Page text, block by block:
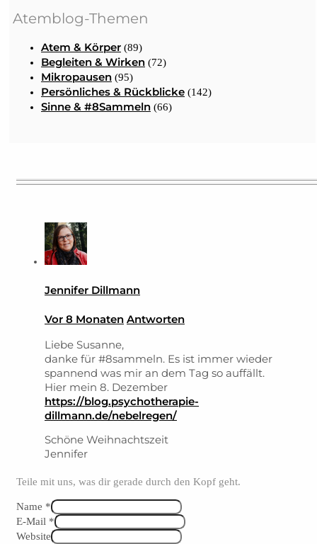
Atemblog-Themen
Atem & Körper (89)
Begleiten & Wirken (72)
Mikropausen (95)
Persönliches & Rückblicke (142)
Sinne & #8Sammeln (66)
Jennifer Dillmann
Vor 8 Monaten Antworten
Liebe Susanne,
danke für #8sammeln. Es ist immer wieder
spannend was mir an dem Tag so auffällt.
Hier mein 8. Dezember
https://blog.psychotherapie-
dillmann.de/nebelregen/
Schöne Weihnachtszeit
Jennifer
Teile mit uns, was dir gerade durch den Kopf geht.
Name *
E-Mail *
Website